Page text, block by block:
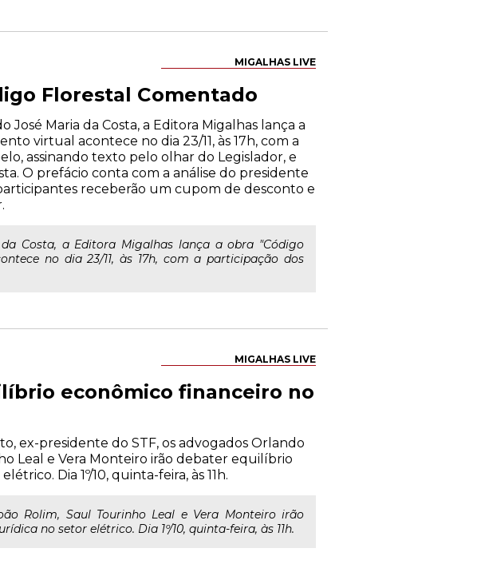
MIGALHAS LIVE
Florestal Comentado
Maria da Costa, a Editora Migalhas lança a
virtual acontece no dia 23/11, às 17h, com a
assinando texto pelo olhar do Legislador, e
O prefácio conta com a análise do presidente
receberão um cupom de desconto e
Costa, a Editora Migalhas lança a obra "Código
no dia 23/11, às 17h, com a participação dos
MIGALHAS LIVE
econômico financeiro no
ex-presidente do STF, os advogados Orlando
Leal e Vera Monteiro irão debater equilíbrio
Dia 1º/10, quinta-feira, às 11h.
Rolim, Saul Tourinho Leal e Vera Monteiro irão
no setor elétrico. Dia 1º/10, quinta-feira, às 11h.